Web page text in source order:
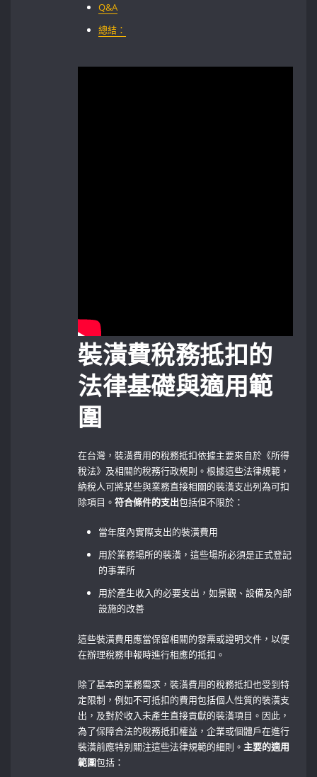
Q&A
總結：
裝潢費稅務抵扣的
法律基礎與適用範
圍
在台灣，裝潢費用的稅務抵扣依據主要來自於《所得
稅法》及相關的稅務行政規則。根據這些法律規範，
納稅人可將某些與業務直接相關的裝潢支出列為可扣
除項目。符合條件的支出包括但不限於：
當年度內實際支出的裝潢費用
用於業務場所的裝潢，這些場所必須是正式登記
的事業所
用於產生收入的必要支出，如景觀、設備及內部
設施的改善
這些裝潢費用應當保留相關的發票或證明文件，以便
在辦理稅務申報時進行相應的抵扣。
除了基本的業務需求，裝潢費用的稅務抵扣也受到特
定限制，例如不可抵扣的費用包括個人性質的裝潢支
出，及對於收入未產生直接貢獻的裝潢項目。因此，
為了保障合法的稅務抵扣權益，企業或個體戶在進行
裝潢前應特別關注這些法律規範的細則。主要的適用
範圍包括：